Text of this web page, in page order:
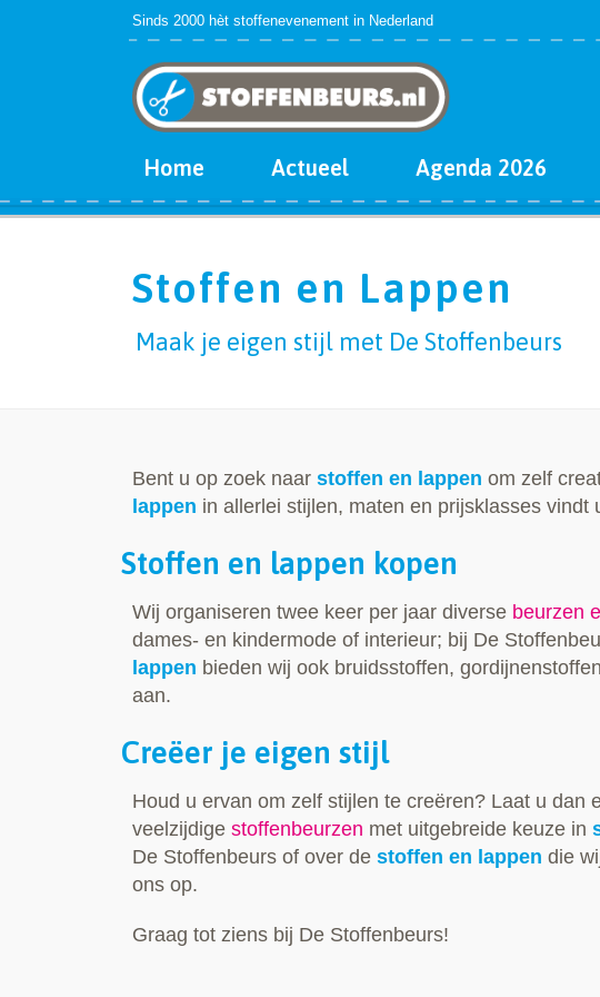
Sinds 2000 hèt stoffenevenement in Nederland
Home Actueel Agenda 2026
Stoffen en Lappen
Maak je eigen stijl met De Stoffenbeurs
Bent u op zoek naar stoffen en lappen om zelf
lappen in allerlei stijlen, maten en prijsklasses vindt
Stoffen en lappen kopen
Wij organiseren twee keer per jaar diverse beurzen
dames- en kindermode of interieur; bij De
lappen bieden wij ook bruidsstoffen,
aan.
Creëer je eigen stijl
Houd u ervan om zelf stijlen te creëren? Laat u dan
veelzijdige stoffenbeurzen met uitgebreide keuze in
De Stoffenbeurs of over de stoffen en lappen die
ons op.
Graag tot ziens bij De Stoffenbeurs!